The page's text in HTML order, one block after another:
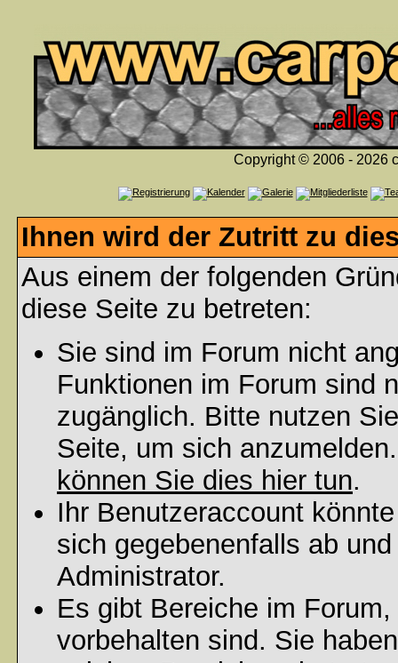
Copyright © 2006 - 2026
Ihnen wird der Zutritt zu
Aus einem der folgenden
diese Seite zu betreten:
Sie sind im Forum nicht
Funktionen im Forum sind
zugänglich. Bitte nutzen
Seite, um sich
können Sie dies hier tun.
Ihr Benutzeraccount
sich gegebenenfalls ab
Administrator.
Es gibt Bereiche im
vorbehalten sind. Sie